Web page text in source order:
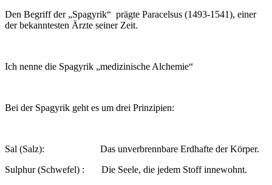
Den Begriff der „Spagyrik“ prägte Paracelsus (1493-1541), einer
der bekanntesten Ärzte seiner Zeit.
Ich nenne die Spagyrik „medizinische Alchemie“
Bei der Spagyrik geht es um drei Prinzipien:
Sal (Salz): Das unverbrennbare Erdhafte der Körper.
Sulphur (Schwefel) : Die Seele, die jedem Stoff innewohnt.